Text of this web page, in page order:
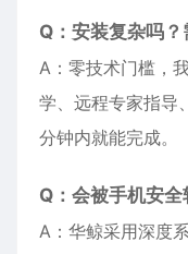
Q：安装复杂吗？
A：零技术门槛，
学、远程专家指导
分钟内就能完成。
Q：会被手机安全
A：华鲸采用深度